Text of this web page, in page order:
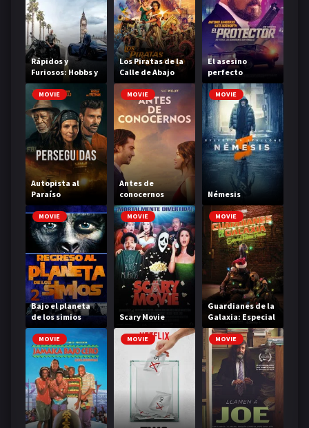
Rápidos y
Furiosos: Hobbs y
Shaw
Los Piratas de la
Calle de Abajo
El asesino
perfecto
MOVIE
Autopista al
Paraíso
MOVIE
Antes de
conocernos
MOVIE
Némesis
MOVIE
Bajo el planeta
de los simios
MOVIE
Scary Movie
MOVIE
Guardianes de la
Galaxia: Especial
de las fiestas
MOVIE MOVIE MOVIE